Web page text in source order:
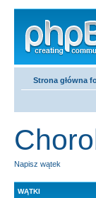
Strona główna
Napisz wątek
WĄTKI